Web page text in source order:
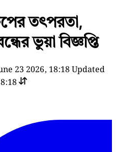
তৎপরতা,
ভুয়া বিজ্ঞপ্তি
23 2026, 18:18Updated